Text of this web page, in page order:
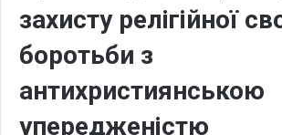
захисту релігійної
боротьби з
антихристиянською
упередженістю